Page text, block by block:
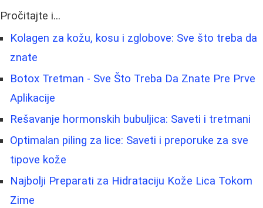
Pročitajte i...
Kolagen za kožu, kosu i zglobove: Sve što treba da
znate
Botox Tretman - Sve Što Treba Da Znate Pre Prve
Aplikacije
Rešavanje hormonskih bubuljica: Saveti i tretmani
Optimalan piling za lice: Saveti i preporuke za sve
tipove kože
Najbolji Preparati za Hidrataciju Kože Lica Tokom
Zime